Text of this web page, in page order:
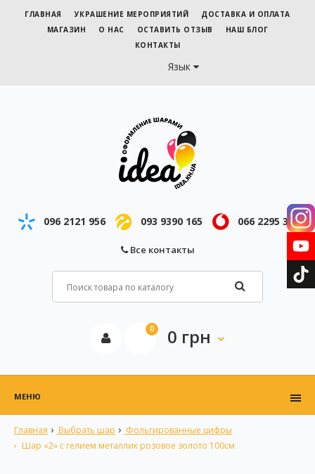
ГЛАВНАЯ УКРАШЕНИЕ МЕРОПРИЯТИЙ
ДОСТАВКА И ОПЛАТА
МАГАЗИН
О НАС ОСТАВИТЬ ОТЗЫВ
НАШ БЛОГ
КОНТАКТЫ
Язык
096 2121 956 093 9390 165 066 2295 343
Все контакты
0 0 грн
МЕНЮ
Главная Выбрать шар
Фольгированные цифры
Шар «2» с гелием металлик розовое золото 100см